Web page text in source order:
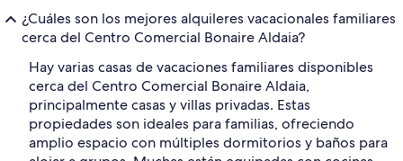
¿Cuáles son los mejores alquileres vacacionales familiares
cerca del Centro Comercial Bonaire Aldaia?
Hay varias casas de vacaciones familiares disponibles
cerca del Centro Comercial Bonaire Aldaia,
principalmente casas y villas privadas. Estas
propiedades son ideales para familias, ofreciendo
amplio espacio con múltiples dormitorios y baños para